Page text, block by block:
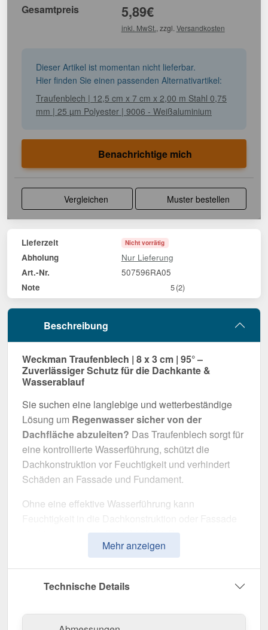
Gesamtpreis 5,89€
inkl. MwSt. , zzgl. Versandkosten
Dieser Artikel ist momentan nicht lieferbar.
Hier finden Sie einen passenden Alternativartikel:
Traufenblech | 12,5 cm x 7 cm x 2,00 m Stahl 0,75
mm | 25 µm Polyester | 9006 - Weißaluminium
Benachrichtige mich
Vergleichen Muster bestellen
Lieferzeit Nicht vorrätig
Abholung Nur Lieferung
Art.-Nr. 507596RA05
Note 5(2)
Beschreibung
Weckman Traufenblech | 8 x 3 cm | 95° –
Zuverlässiger Schutz für die Dachkante &
Wasserablauf
Sie suchen eine langlebige und wetterbeständige
Lösung um Regenwasser sicher von der
Dachfläche abzuleiten? Das Traufenblech sorgt für
eine kontrollierte Wasserführung, schützt die
Dachkonstruktion vor Feuchtigkeit und verhindert
Schäden an Fassade und Fundament.
Ohne eine effektive Wasserführung kann
eindringen, was zu Schäden führt. Dieses
Traufenblech wurde speziell entwickelt, um
überzeugt durch einfache Montage, hohe
Beschichtung.
Mehr anzeigen
Technische Details